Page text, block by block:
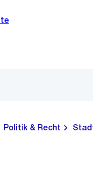
Politik & Recht